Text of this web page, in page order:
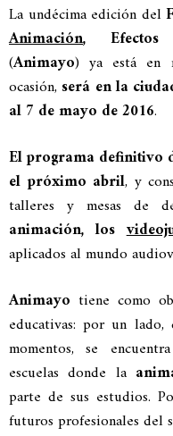
La undécima edición del
Animación,
(Animayo) ya está en
ocasión, será en la
al 7 de mayo de 2016.
El programa definitivo
el próximo abril, y
talleres y mesas de
animación, los
aplicados al mundo
Animayo tiene como
educativas: por un
momentos, se
escuelas donde la
parte de sus estudios.
futuros profesionales del